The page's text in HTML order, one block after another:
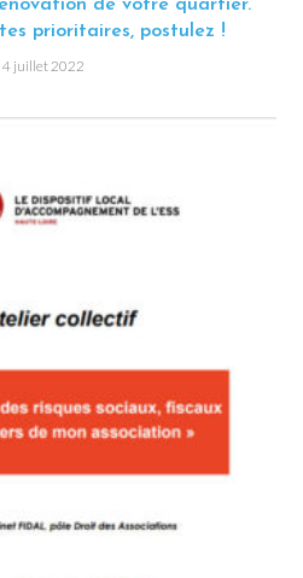
de votre quartier.
prioritaires, postulez !
4 juillet 2022